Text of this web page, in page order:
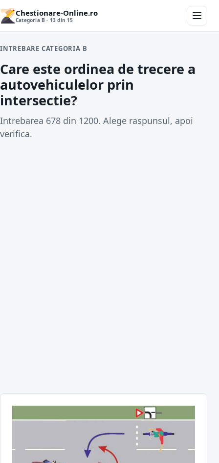
Chestionare-Online.ro
Categoria B · 13 din 15
INTREBARE CATEGORIA B
Care este ordinea de trecere a
autovehiculelor prin
intersectie?
Intrebarea 678 din 1200. Alege raspunsul, apoi
verifica.